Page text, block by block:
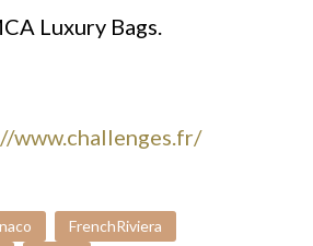
Luxury Bags.
www.challenges.fr/
FrenchRiviera